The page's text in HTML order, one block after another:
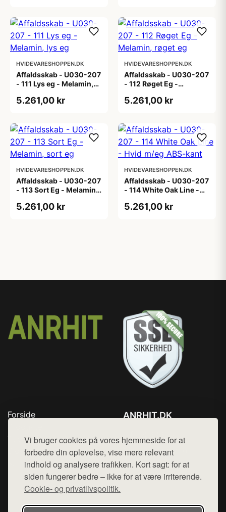
Vi bruger cookies på vores hjemmeside for at
forbedre din oplevelse, vise mere relevant
indhold og analysere trafikken. Kort sagt: for at
siden fungerer bedre – ikke for at være irriterende.
Cookie- og privatlivspolitik.
HVIDEVARESHOPPEN.DK
Affaldsskab - U030-207
- 111 Lys eg - Melamin,
5.261,00 kr
HVIDEVARESHOPPEN.DK
Affaldsskab - U030-207
- 112 Røget Eg -
5.261,00 kr
HVIDEVARESHOPPEN.DK
Affaldsskab - U030-207
- 113 Sort Eg - Melamin,
5.261,00 kr
HVIDEVARESHOPPEN.DK
Affaldsskab - U030-207
- 114 White Oak Line -
5.261,00 kr
Forside
Top Rabatter
Blog
Kontakt
ANRHIT.DK
Mail: hej@want.dk
Cookie- og privatlivspolitik